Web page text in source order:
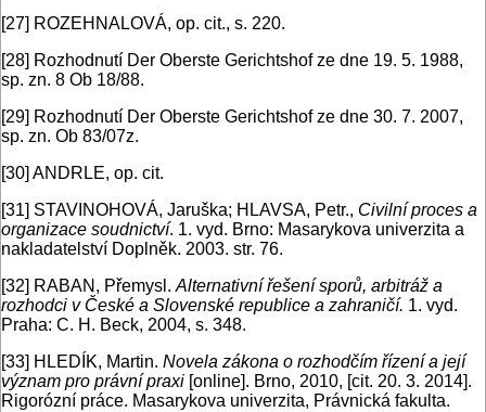
[27] ROZEHNALOVÁ, op. cit., s. 220.
[28] Rozhodnutí Der Oberste Gerichtshof ze dne 19. 5. 1988,
sp. zn. 8 Ob 18/88.
[29] Rozhodnutí Der Oberste Gerichtshof ze dne 30. 7. 2007,
sp. zn. Ob 83/07z.
[30] ANDRLE, op. cit.
[31] STAVINOHOVÁ, Jaruška; HLAVSA, Petr., Civilní proces a
organizace soudnictví. 1. vyd. Brno: Masarykova univerzita a
nakladatelství Doplněk. 2003. str. 76.
[32] RABAN, Přemysl. Alternativní řešení sporů, arbitráž a
rozhodci v České a Slovenské republice a zahraničí. 1. vyd.
Praha: C. H. Beck, 2004, s. 348.
[33] HLEDÍK, Martin. Novela zákona o rozhodčím řízení a její
význam pro právní praxi [online]. Brno, 2010, [cit. 20. 3. 2014].
Rigorózní práce. Masarykova univerzita, Právnická fakulta.